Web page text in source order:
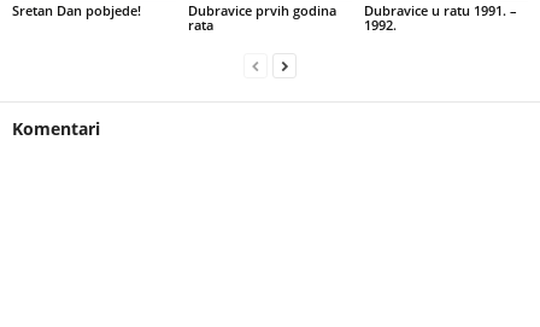
Sretan Dan pobjede!
Dubravice prvih godina
rata
Dubravice u ratu 1991. –
1992.
Komentari